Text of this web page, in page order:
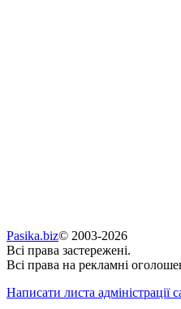
Pasika.biz© 2003-2026
Всі права застережені.
Всі права на рекламні
Написати листа адміністрації